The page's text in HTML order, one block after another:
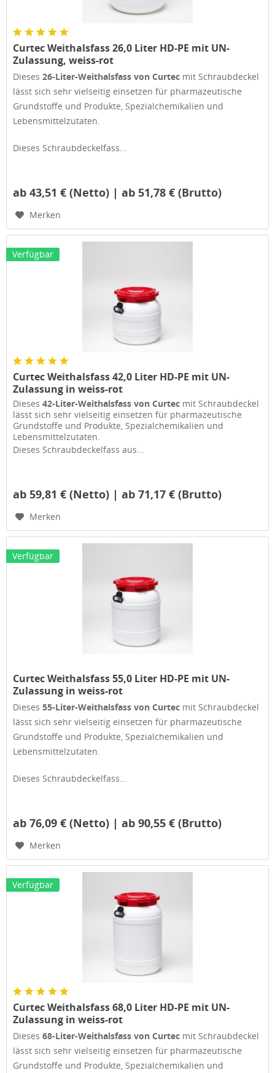
Curtec Weithalsfass 26,0 Liter HD-PE mit UN-
Zulassung, weiss-rot
Dieses26-Liter-Weithalsfass von Curtec mit Schraubdeckel
lässt sich sehr vielseitig einsetzen für pharmazeutische
Grundstoffe und Produkte, Spezialchemikalien und
Lebensmittelzutaten.
Dieses Schraubdeckelfass...
ab 43,51 € (Netto) | ab 51,78 € (Brutto)
Merken
Verfügbar
Curtec Weithalsfass 42,0 Liter HD-PE mit UN-
Zulassung in weiss-rot
Dieses42-Liter-Weithalsfass von Curtec mit Schraubdeckel
lässt sich sehr vielseitig einsetzen für pharmazeutische
Grundstoffe und Produkte, Spezialchemikalien und
Lebensmittelzutaten.
Dieses Schraubdeckelfass aus...
ab 59,81 € (Netto) | ab 71,17 € (Brutto)
Merken
Verfügbar
Curtec Weithalsfass 55,0 Liter HD-PE mit UN-
Zulassung in weiss-rot
Dieses55-Liter-Weithalsfass von Curtec mit Schraubdeckel
lässt sich sehr vielseitig einsetzen für pharmazeutische
Grundstoffe und Produkte, Spezialchemikalien und
Lebensmittelzutaten.
Dieses Schraubdeckelfass...
ab 76,09 € (Netto) | ab 90,55 € (Brutto)
Merken
Verfügbar
Curtec Weithalsfass 68,0 Liter HD-PE mit UN-
Zulassung in weiss-rot
Dieses68-Liter-Weithalsfass von Curtec mit Schraubdeckel
lässt sich sehr vielseitig einsetzen für pharmazeutische
Grundstoffe und Produkte, Spezialchemikalien und